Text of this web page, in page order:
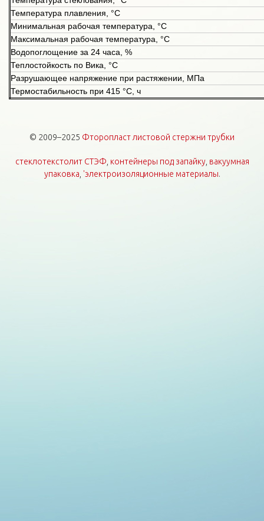
Температура плавления, °С
Минимальная рабочая температура, °С
Максимальная рабочая температура, °С
Водопоглощение за 24 часа, %
Теплостойкость по Вика, °С
Разрушающее напряжение при растяжении, МПа
Термостабильность при 415 °С, ч
© 2009–2025 Фторопласт листовой стержни трубки
стеклотекстолит СТЭФ, контейнеры под запайку, вакуумная
упаковка, 'электроизоляционные материалы.